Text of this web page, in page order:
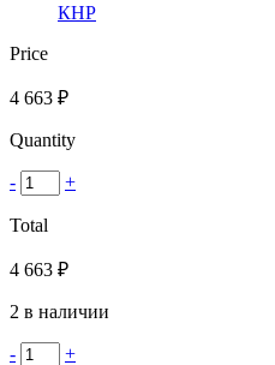
КНР
Price
4 663 ₽
Quantity
- +
Total
4 663 ₽
2 в наличии
- +